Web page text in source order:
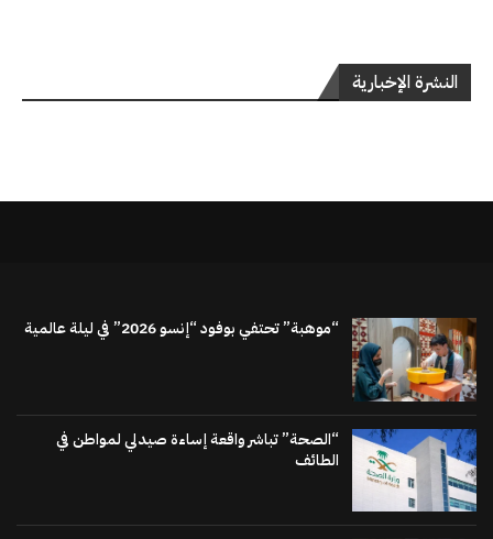
النشرة الإخبارية
“موهبة” تحتفي بوفود “إنسو 2026” في ليلة عالمية
“الصحة” تباشر واقعة إساءة صيدلي لمواطن في
الطائف